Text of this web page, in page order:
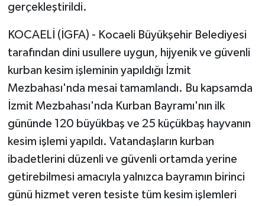
gerçekleştirildi.
KOCAELİ (İGFA) - Kocaeli Büyükşehir Belediyesi
tarafından dini usullere uygun, hijyenik ve güvenli
kurban kesim işleminin yapıldığı İzmit
Mezbahası'nda mesai tamamlandı. Bu kapsamda
İzmit Mezbahası'nda Kurban Bayramı'nın ilk
gününde 120 büyükbaş ve 25 küçükbaş hayvanın
kesim işlemi yapıldı. Vatandaşların kurban
ibadetlerini düzenli ve güvenli ortamda yerine
getirebilmesi amacıyla yalnızca bayramın birinci
günü hizmet veren tesiste tüm kesim işlemleri